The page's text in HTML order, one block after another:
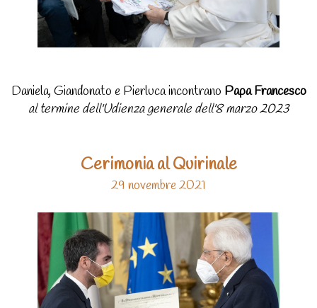
Daniela, Giandonato e Pierluca incontrano Papa Francesco
al termine dell'Udienza generale dell'8 marzo 2023
Cerimonia al Quirinale
29 novembre 2021